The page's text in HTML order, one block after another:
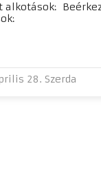
alkotások:
28. Szerda